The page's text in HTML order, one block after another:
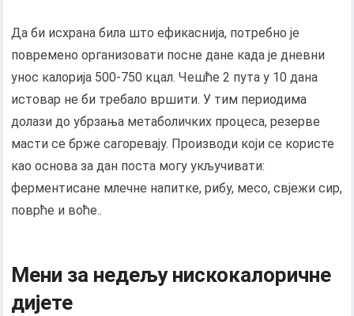
Да би исхрана била што ефикаснија, потребно је
повремено организовати посне дане када је дневни
унос калорија 500-750 кцал. Чешће 2 пута у 10 дана
истовар не би требало вршити. У тим периодима
долази до убрзања метаболичких процеса, резерве
масти се брже сагоревају. Производи који се користе
као основа за дан поста могу укључивати:
ферментисане млечне напитке, рибу, месо, свјежи сир,
поврће и воће..
Мени за недељу нискокалоричне
дијете